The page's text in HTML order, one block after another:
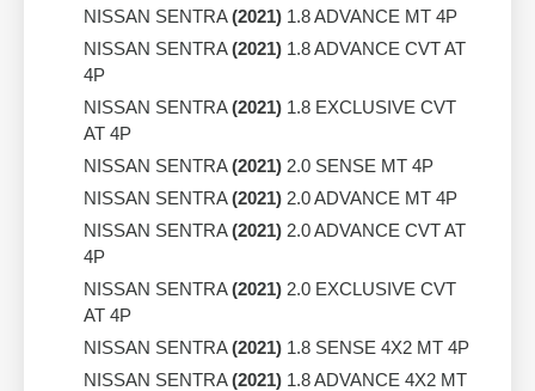
NISSAN SENTRA(2021) 1.8 ADVANCE MT 4P
NISSAN SENTRA(2021) 1.8 ADVANCE CVT AT
4P
NISSAN SENTRA(2021) 1.8 EXCLUSIVE CVT
AT 4P
NISSAN SENTRA(2021) 2.0 SENSE MT 4P
NISSAN SENTRA(2021) 2.0 ADVANCE MT 4P
NISSAN SENTRA(2021) 2.0 ADVANCE CVT AT
4P
NISSAN SENTRA(2021) 2.0 EXCLUSIVE CVT
AT 4P
NISSAN SENTRA(2021) 1.8 SENSE 4X2 MT 4P
NISSAN SENTRA(2021) 1.8 ADVANCE 4X2 MT